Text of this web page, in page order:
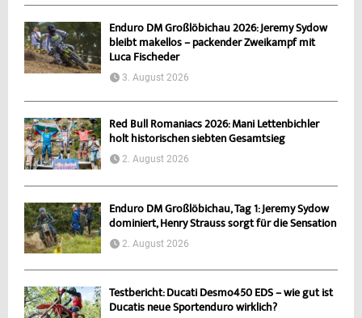
Enduro DM Großlöbichau 2026: Jeremy Sydow
bleibt makellos – packender Zweikampf mit
Luca Fischeder
3. August 2026
Red Bull Romaniacs 2026: Mani Lettenbichler
holt historischen siebten Gesamtsieg
2. August 2026
Enduro DM Großlöbichau, Tag 1: Jeremy Sydow
dominiert, Henry Strauss sorgt für die Sensation
2. August 2026
Testbericht: Ducati Desmo450 EDS – wie gut ist
Ducatis neue Sportenduro wirklich?